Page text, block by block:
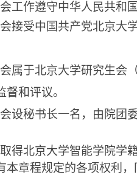
工作遵守中华人民共和
接受中国共产党北京大
属于北京大学研究生会
和评议。
设秘书长一名，由院团
得北京大学智能学院学
本章程规定的各项权利